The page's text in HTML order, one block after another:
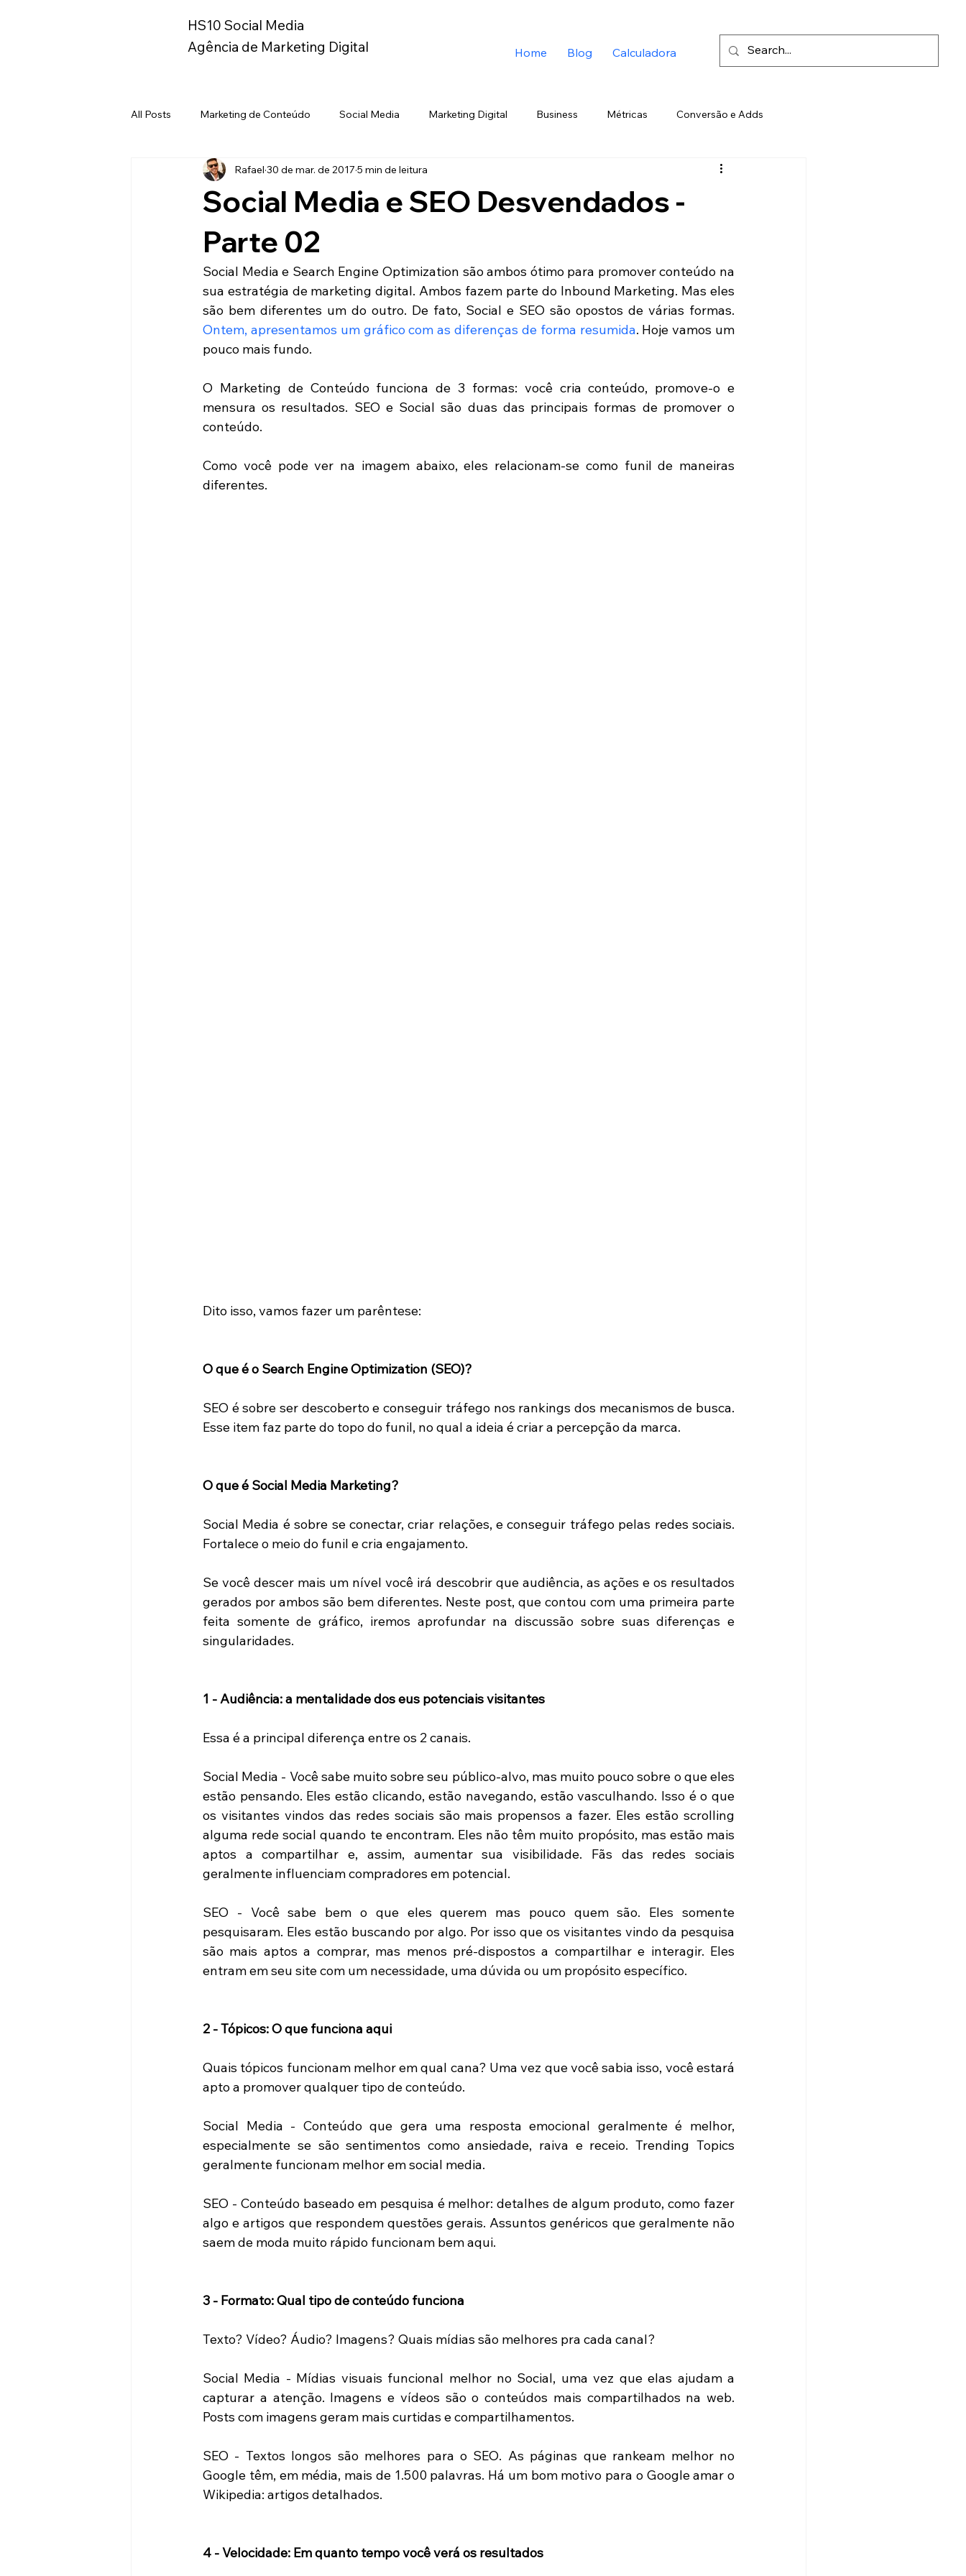
Home Blog Calculadora
HS10 Social Media
Agência de Marketing Digital
All Posts Marketing de Conteúdo Social Media Marketing Digital Business Métricas Conversão e Adds
Instagram Metaverso Big Data TikTok
Marketing Marketing de Emboscada
Copywriting Geração Z Chatbot ChatGPT Google Gemini Trend
Social Media e SEO Desvendados -
Parte 02
Rafael 30 de mar. de 2017 5 min de leitura
Social Media e Search Engine Optimization são ambos ótimo para promover conteúdo na
sua estratégia de marketing digital. Ambos fazem parte do Inbound Marketing. Mas eles
Ontem, apresentamos um gráfico com as diferenças de forma resumida. Hoje vamos um
pouco mais fundo.
O Marketing de Conteúdo funciona de 3 formas: você cria conteúdo, promove-o e
mensura os resultados. SEO e Social são duas das principais formas de promover o
conteúdo.
Como você pode ver na imagem abaixo, eles relacionam-se como funil de maneiras
diferentes.
Dito isso, vamos fazer um parêntese:
O que é o Search Engine Optimization (SEO)?
SEO é sobre ser descoberto e conseguir tráfego nos rankings dos mecanismos de busca.
Esse item faz parte do topo do funil, no qual a ideia é criar a percepção da marca.
O que é Social Media Marketing?
Social Media é sobre se conectar, criar relações, e conseguir tráfego pelas redes sociais.
Fortalece o meio do funil e cria engajamento.
Se você descer mais um nível você irá descobrir que audiência, as ações e os resultados
gerados por ambos são bem diferentes. Neste post, que contou com uma primeira parte
feita somente de gráfico, iremos aprofundar na discussão sobre suas diferenças e
singularidades.
1 - Audiência: a mentalidade dos eus potenciais visitantes
Essa é a principal diferença entre os 2 canais.
Social Media - Você sabe muito sobre seu público-alvo, mas muito pouco sobre o que eles
estão pensando. Eles estão clicando, estão navegando, estão vasculhando. Isso é o que
os visitantes vindos das redes sociais são mais propensos a fazer. Eles estão scrolling
alguma rede social quando te encontram. Eles não têm muito propósito, mas estão mais
aptos a compartilhar e, assim, aumentar sua visibilidade. Fãs das redes sociais
geralmente influenciam compradores em potencial.
SEO - Você sabe bem o que eles querem mas pouco quem são. Eles somente
pesquisaram. Eles estão buscando por algo. Por isso que os visitantes vindo da pesquisa
são mais aptos a comprar, mas menos pré-dispostos a compartilhar e interagir. Eles
entram em seu site com um necessidade, uma dúvida ou um propósito específico.
2 - Tópicos: O que funciona aqui
Quais tópicos funcionam melhor em qual cana? Uma vez que você sabia isso, você estará
apto a promover qualquer tipo de conteúdo.
Social Media - Conteúdo que gera uma resposta emocional geralmente é melhor,
especialmente se são sentimentos como ansiedade, raiva e receio. Trending Topics
geralmente funcionam melhor em social media.
SEO - Conteúdo baseado em pesquisa é melhor: detalhes de algum produto, como fazer
algo e artigos que respondem questões gerais. Assuntos genéricos que geralmente não
saem de moda muito rápido funcionam bem aqui.
3 - Formato: Qual tipo de conteúdo funciona
Texto? Vídeo? Áudio? Imagens? Quais mídias são melhores pra cada canal?
Social Media - Mídias visuais funcional melhor no Social, uma vez que elas ajudam a
capturar a atenção. Imagens e vídeos são o conteúdos mais compartilhados na web.
Posts com imagens geram mais curtidas e compartilhamentos.
SEO - Textos longos são melhores para o SEO. As páginas que rankeam melhor no
Google têm, em média, mais de 1.500 palavras. Há um bom motivo para o Google amar o
Wikipedia: artigos detalhados.
4 - Velocidade: Em quanto tempo você verá os resultados